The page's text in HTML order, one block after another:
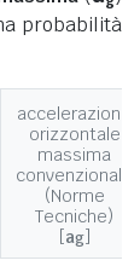
probabilità
accelerazione
orizzontale
massima
convenzionale
(Norme
Tecniche)
[ag]